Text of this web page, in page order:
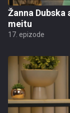
Žanna
meitu
17. epizode